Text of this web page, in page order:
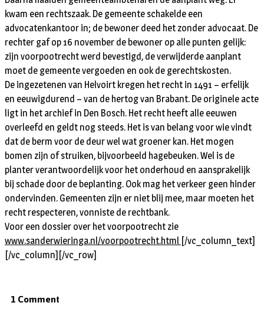
kwam een rechtszaak. De gemeente schakelde een
advocatenkantoor in; de bewoner deed het zonder advocaat. De
rechter gaf op 16 november de bewoner op alle punten gelijk:
zijn voorpootrecht werd bevestigd, de verwijderde aanplant
moet de gemeente vergoeden en ook de gerechtskosten.
De ingezetenen van Helvoirt kregen het recht in 1491 – erfelijk
en eeuwigdurend – van de hertog van Brabant. De originele acte
ligt in het archief in Den Bosch. Het recht heeft alle eeuwen
overleefd en geldt nog steeds. Het is van belang voor wie vindt
dat de berm voor de deur wel wat groener kan. Het mogen
bomen zijn of struiken, bijvoorbeeld hagebeuken. Wel is de
planter verantwoordelijk voor het onderhoud en aansprakelijk
bij schade door de beplanting. Ook mag het verkeer geen hinder
ondervinden. Gemeenten zijn er niet blij mee, maar moeten het
recht respecteren, vonniste de rechtbank.
Voor een dossier over het voorpootrecht zie
www.sanderwieringa.nl/voorpootrecht.html [/vc_column_text]
[/vc_column][/vc_row]
1 Comment